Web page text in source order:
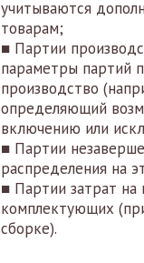
учитываются
товарам;
■ Партии
параметры партий
производство
определяющий
включению или
■ Партии
распределения на
■ Партии затрат на
комплектующих
сборке).